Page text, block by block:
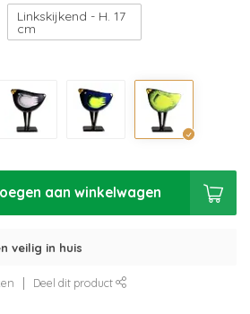
Linkskijkend - H. 17
cm
aan winkelwagen
veilig in huis
Deel dit product